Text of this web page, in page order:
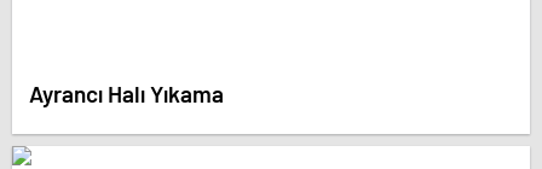
Ayrancı Halı Yıkama